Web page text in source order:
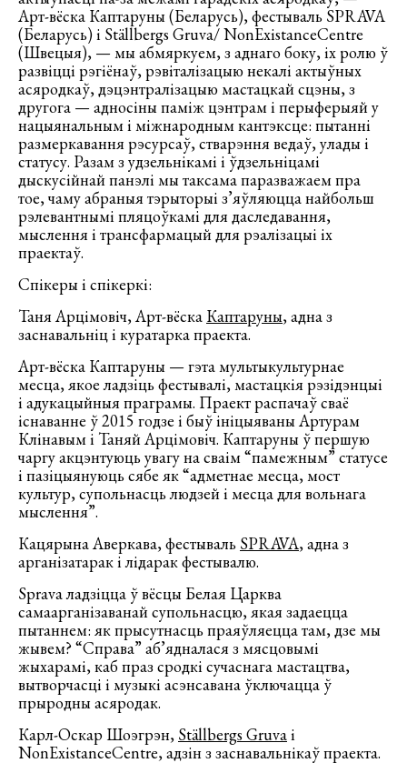
Арт-вёска Каптаруны (Беларусь), фестываль SPRAVA
(Беларусь) і Ställbergs Gruva/ NonExistanceCentre
(Швецыя), — мы абмяркуем, з аднаго боку, іх ролю ў
развіцці рэгіёнаў, рэвіталізацыю некалі актыўных
асяродкаў, дэцэнтралізацыю мастацкай сцэны, з
другога — адносiны памiж цэнтрам i перыферыяй у
нацыянальным i мiжнародным кантэксце: пытанні
размеркавання рэсурсаў, стварэння ведаў, улады і
статусу. Разам з удзельнікамі і ўдзельніцамі
дыскусійнай панэлі мы таксама паразважаем пра
тое, чаму абраныя тэрыторыі з’яўляюцца найбольш
рэлевантнымі пляцоўкамі для даследавання,
мыслення і трансфармацый для рэалізацыі іх
праектаў.
Спікеры і спікеркі:
Таня Арцімовіч, Арт-вёска Каптаруны, адна з
заснавальніц і куратарка праекта.
Арт-вёска Каптаруны — гэта мультыкультурнае
месца, якое ладзіць фестывалі, мастацкія рэзідэнцыі
і адукацыйныя праграмы. Праект распачаў сваё
існаванне ў 2015 годзе і быў ініцыяваны Артурам
Клінавым і Таняй Арцімовіч. Каптаруны ў першую
чаргу акцэнтуюць увагу на сваім “памежным” статусе
і пазіцыянуюць сябе як “адметнае месца, мост
культур, супольнасць людзей і месца для вольнага
мыслення”.
Кацярына Аверкава, фестываль SPRAVA, адна з
арганізатарак і лідарак фестывалю.
Sprava ладзіцца ў вёсцы Белая Царква
самаарганізаванай супольнасцю, якая задаецца
пытаннем: як прысутнасць праяўляецца там, дзе мы
жывем? “Справа” аб’ядналася з мясцовымі
жыхарамі, каб праз сродкі сучаснага мастацтва,
вытворчасці і музыкі асэнсавана ўключацца ў
прыродны асяродак.
Карл-Оскар Шоэгрэн, Ställbergs Gruvaі
NonExistanceCentre, адзін з заснавальнікаў праекта.